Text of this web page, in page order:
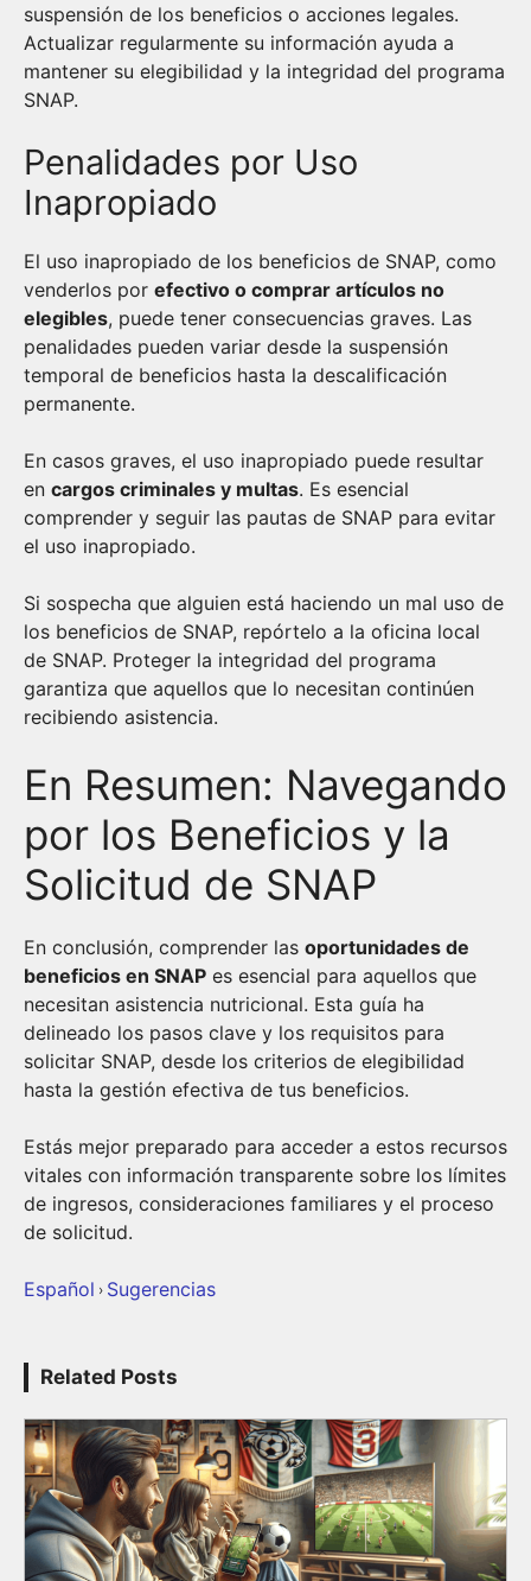
suspensión de los beneficios o acciones legales.
Actualizar regularmente su información ayuda a
mantener su elegibilidad y la integridad del programa
SNAP.
Penalidades por Uso
Inapropiado
El uso inapropiado de los beneficios de SNAP, como
venderlos por efectivo o comprar artículos no
elegibles, puede tener consecuencias graves. Las
penalidades pueden variar desde la suspensión
temporal de beneficios hasta la descalificación
permanente.
En casos graves, el uso inapropiado puede resultar
en cargos criminales y multas. Es esencial
comprender y seguir las pautas de SNAP para evitar
el uso inapropiado.
Si sospecha que alguien está haciendo un mal uso de
los beneficios de SNAP, repórtelo a la oficina local
de SNAP. Proteger la integridad del programa
garantiza que aquellos que lo necesitan continúen
recibiendo asistencia.
En Resumen: Navegando
por los Beneficios y la
Solicitud de SNAP
En conclusión, comprender las oportunidades de
beneficios en SNAP es esencial para aquellos que
necesitan asistencia nutricional. Esta guía ha
delineado los pasos clave y los requisitos para
solicitar SNAP, desde los criterios de elegibilidad
hasta la gestión efectiva de tus beneficios.
Estás mejor preparado para acceder a estos recursos
vitales con información transparente sobre los límites
de ingresos, consideraciones familiares y el proceso
de solicitud.
Español › Sugerencias
Related Posts